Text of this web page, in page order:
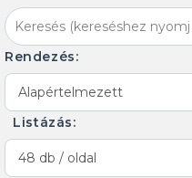
Rendezés:
Listázás: